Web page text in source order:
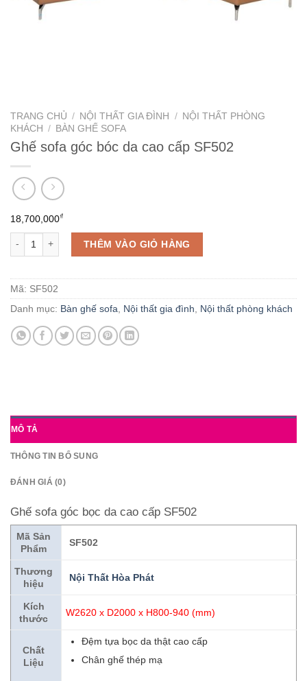
TRANG CHỦ / NỘI THẤT GIA ĐÌNH / NỘI THẤT PHÒNG
KHÁCH / BÀN GHẾ SOFA
Ghế sofa góc bóc da cao cấp SF502
18,700,000₫
Ghế sofa góc bóc da cao cấp SF502 số lượng
THÊM VÀO GIỎ HÀNG
Mã: SF502
Danh mục: Bàn ghế sofa, Nội thất gia đình, Nội thất phòng khách
MÔ TẢ
THÔNG TIN BỔ SUNG
ĐÁNH GIÁ (0)
Ghế sofa góc bọc da cao cấp SF502
Mã Sản
Phẩm
SF502
Thương
hiệu
Nội Thất Hòa Phát
Kích
thước
W2620 x D2000 x H800-940 (mm)
Chất
Liệu
Đệm tựa bọc da thật cao cấp
Chân ghế thép mạ